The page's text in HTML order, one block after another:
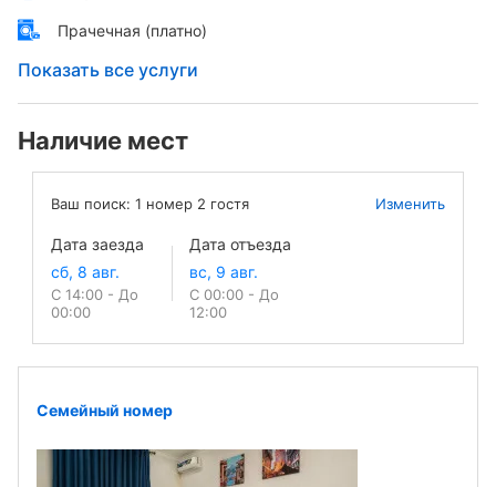
Прачечная (платно)
Показать все услуги
Наличие мест
Ваш поиск: 1 номер 2 гостя Изменить
Дата заезда
С 14:00 - До
00:00
Дата отъезда
С 00:00 - До
12:00
Семейный номер